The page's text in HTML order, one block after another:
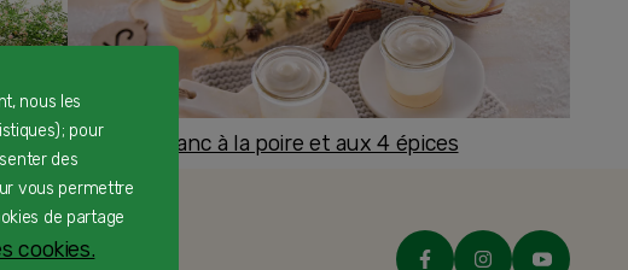
Fromage blanc à la poire et aux 4 épices
nous les
; pour
des
vous permettre
de partage
cookies.